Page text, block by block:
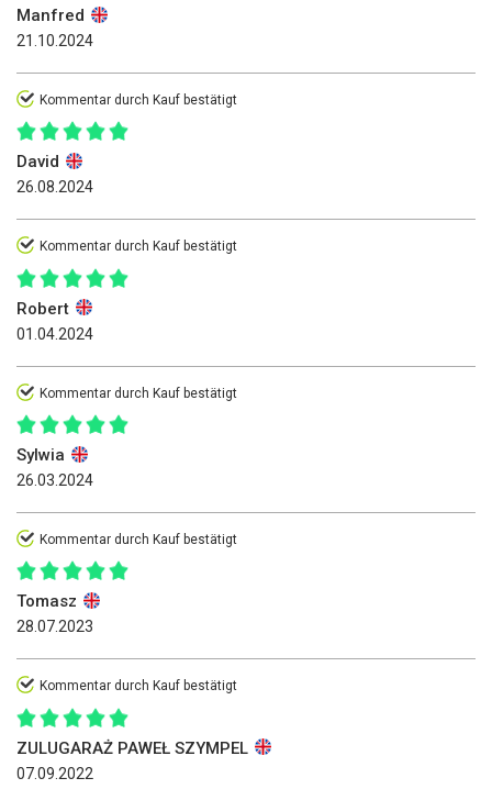
Manfred
21.10.2024
Kommentar durch Kauf bestätigt
David
26.08.2024
Kommentar durch Kauf bestätigt
Robert
01.04.2024
Kommentar durch Kauf bestätigt
Sylwia
26.03.2024
Kommentar durch Kauf bestätigt
Tomasz
28.07.2023
Kommentar durch Kauf bestätigt
ZULUGARAŻ PAWEŁ SZYMPEL
07.09.2022